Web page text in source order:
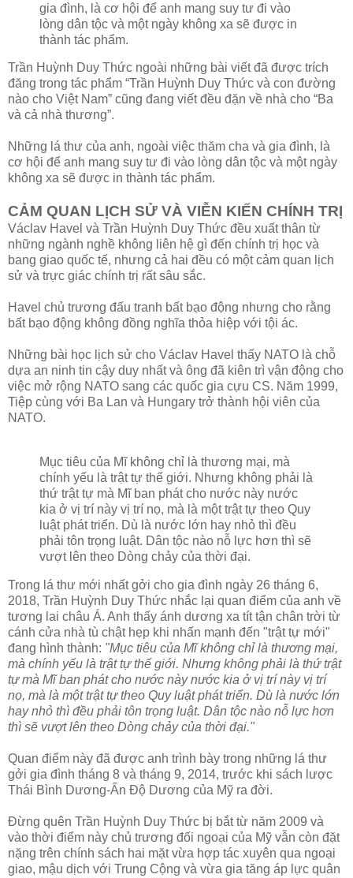
gia đình, là cơ hội để anh mang suy tư đi vào
lòng dân tộc và một ngày không xa sẽ được in
thành tác phẩm.
Trần Huỳnh Duy Thức ngoài những bài viết đã được trích
đăng trong tác phẩm “Trần Huỳnh Duy Thức và con đường
nào cho Việt Nam” cũng đang viết đều đặn về nhà cho “Ba
và cả nhà thương”.
Những lá thư của anh, ngoài việc thăm cha và gia đình, là
cơ hội để anh mang suy tư đi vào lòng dân tộc và một ngày
không xa sẽ được in thành tác phẩm.
CẢM QUAN LỊCH SỬ VÀ VIỄN KIẾN CHÍNH TRỊ
Václav Havel và Trần Huỳnh Duy Thức đều xuất thân từ
những ngành nghề không liên hệ gì đến chính trị học và
bang giao quốc tế, nhưng cả hai đều có một cảm quan lịch
sử và trực giác chính trị rất sâu sắc.
Havel chủ trương đấu tranh bất bạo động nhưng cho rằng
bất bạo động không đồng nghĩa thỏa hiệp với tội ác.
Những bài học lịch sử cho Václav Havel thấy NATO là chỗ
dựa an ninh tin cậy duy nhất và ông đã kiên trì vận động cho
việc mở rộng NATO sang các quốc gia cựu CS. Năm 1999,
Tiệp cùng với Ba Lan và Hungary trở thành hội viên của
NATO.
Mục tiêu của Mĩ không chỉ là thương mại, mà
chính yếu là trật tự thế giới. Nhưng không phải là
thứ trật tự mà Mĩ ban phát cho nước này nước
kia ở vị trí này vị trí nọ, mà là một trật tự theo Quy
luật phát triển. Dù là nước lớn hay nhỏ thì đều
phải tôn trọng luật. Dân tộc nào nỗ lực hơn thì sẽ
vượt lên theo Dòng chảy của thời đại.
Trong lá thư mới nhất gởi cho gia đình ngày 26 tháng 6,
2018, Trần Huỳnh Duy Thức nhắc lại quan điểm của anh về
tương lai châu Á. Anh thấy ánh dương xa tít tận chân trời từ
cánh cửa nhà tù chật hẹp khi nhấn mạnh đến "trật tự mới"
đang hình thành: "Mục tiêu của Mĩ không chỉ là thương mại,
mà chính yếu là trật tự thế giới. Nhưng không phải là thứ trật
tự mà Mĩ ban phát cho nước này nước kia ở vị trí này vị trí
nọ, mà là một trật tự theo Quy luật phát triển. Dù là nước lớn
hay nhỏ thì đều phải tôn trọng luật. Dân tộc nào nỗ lực hơn
thì sẽ vượt lên theo Dòng chảy của thời đại."
Quan điểm này đã được anh trình bày trong những lá thư
gởi gia đình tháng 8 và tháng 9, 2014, trước khi sách lược
Thái Bình Dương-Ấn Độ Dương của Mỹ ra đời.
Đừng quên Trần Huỳnh Duy Thức bị bắt từ năm 2009 và
vào thời điểm này chủ trương đối ngoại của Mỹ vẫn còn đặt
nặng trên chính sách hai mặt vừa hợp tác xuyên qua ngoại
giao, mậu dịch với Trung Cộng và vừa gia tăng áp lực quân